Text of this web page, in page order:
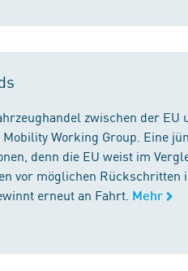
zwischen der EU
Working Group. Eine
denn die EU weist im
vor möglichen Rückschritten
erneut an Fahrt. Mehr